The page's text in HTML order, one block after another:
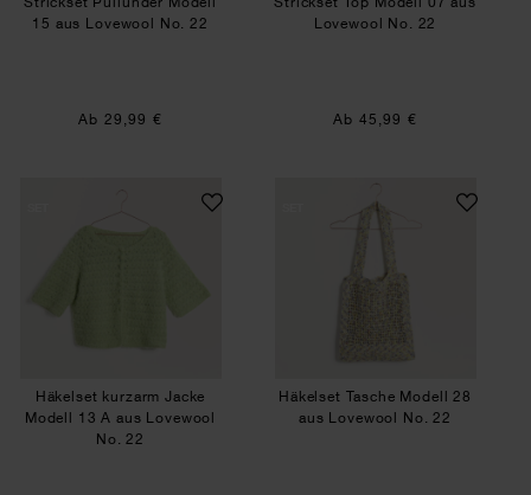
15 aus Lovewool No. 22
Ab 29,99 €
Lovewool No. 22
Ab 45,99 €
Häkelset kurzarm Jacke Modell 13 A aus
Häkelset kurzarm Jacke
Modell 13 A aus Lovewool
No. 22
Häkelset Tasche
Häkelset Tasche Modell 28
aus Lovewool No. 22